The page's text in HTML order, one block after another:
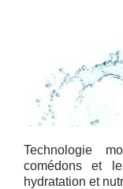
Technologie
comédons et
hydratation et